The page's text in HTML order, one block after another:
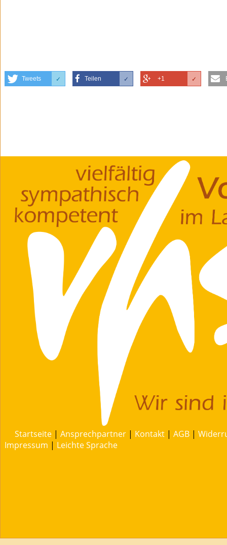
Tweets ✓ Teilen ✓ +1 ✓
Startseite | Ansprechpartner | Kontakt | AGB |
Impressum | Leichte Sprache